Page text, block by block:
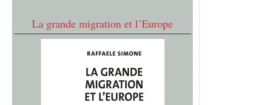
La grande migration et l’Europe